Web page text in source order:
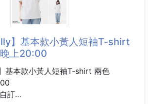
燒到😍
包款，而是越看越有質感、越背越耐
包型不是固定的！
束口鬆緊與背法不同，自然變換不同
】基本款小黃人短袖T-shirt
上20:00
基本款小黃人短袖T-shirt 兩色
訂